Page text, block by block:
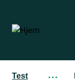
hovedindhold
Test ···